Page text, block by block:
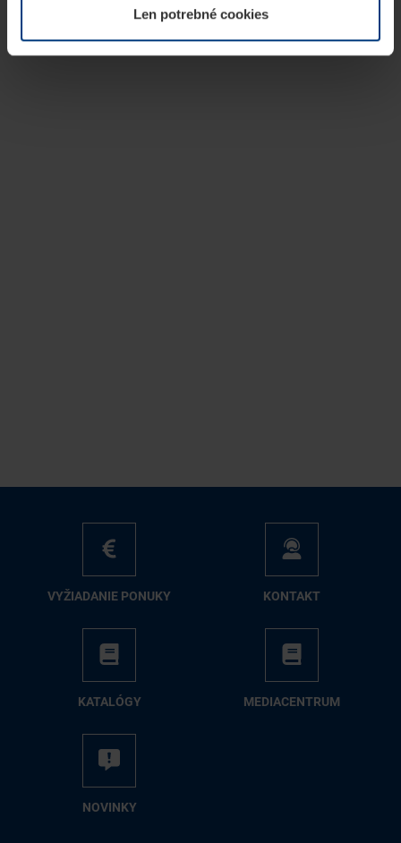
našej webovej stránky.Len potrebné cookies
VY­ŽIA­DA­NIE PO­NU­KY KON­TAKT
KA­TA­LÓ­GY ME­DIA­CEN­TRUM
NO­VIN­KY